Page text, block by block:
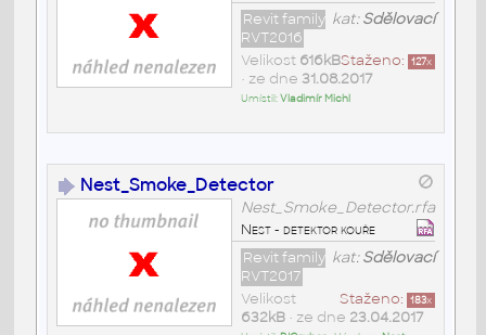
kat:Sdělovací
Revit family
RVT2016
Staženo: 127x
Velikost 616kB
• ze dne 31.08.2017
Umístil:Vladimír Michl
Nest_Smoke_Detector
Nest_Smoke_Detector.rfa
Nest - detektor kouře
kat:Sdělovací
Revit family
RVT2017
Staženo: 183x
Velikost
632kB• ze dne 23.04.2017